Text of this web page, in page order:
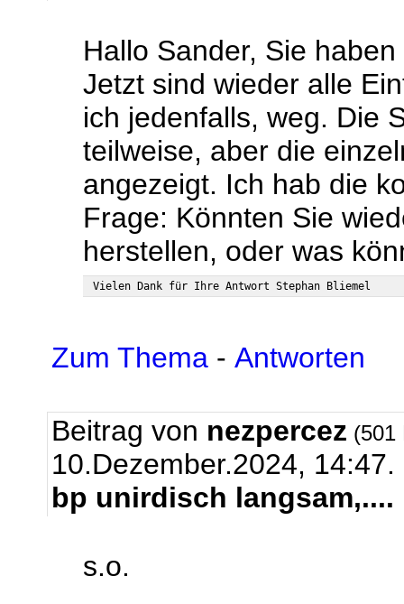
Hallo Sander, Sie
Jetzt sind wieder alle
ich jedenfalls, weg. Die
teilweise, aber die
angezeigt. Ich hab die
Frage: Könnten Sie
herstellen, oder was
Zum Thema - Antworten
Beitrag von nezpercez (501
10.Dezember.2024, 14:47.
bp unirdisch langsam,....
s.o.